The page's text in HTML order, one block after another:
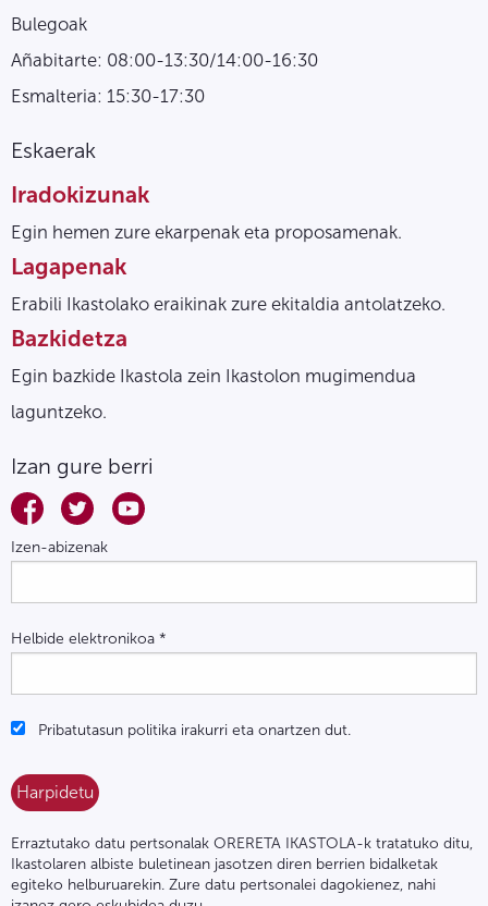
Bulegoak
Añabitarte: 08:00-13:30/14:00-16:30
Esmalteria: 15:30-17:30
Eskaerak
Iradokizunak
Egin hemen zure ekarpenak eta proposamenak.
Lagapenak
Erabili Ikastolako eraikinak zure ekitaldia antolatzeko.
Bazkidetza
Egin bazkide Ikastola zein Ikastolon mugimendua
laguntzeko.
Izan gure berri
Izen-abizenak
Helbide elektronikoa *
Pribatutasun politika irakurri eta onartzen dut.
Erraztutako datu pertsonalak ORERETA IKASTOLA-k tratatuko ditu,
Ikastolaren albiste buletinean jasotzen diren berrien bidalketak
egiteko helburuarekin. Zure datu pertsonalei dagokienez, nahi